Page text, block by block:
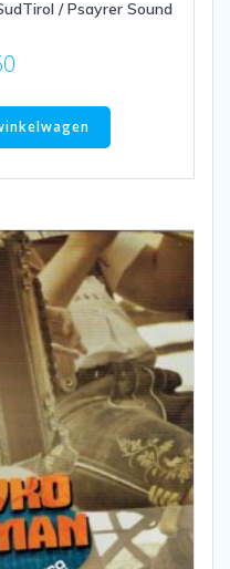
/ Psayrer Sound